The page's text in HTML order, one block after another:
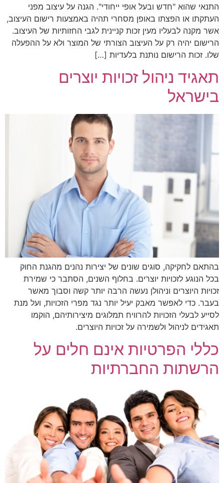
התנאי שהוא "חדש ובעל אופי ייחודי". הגנה על עיצוב מפני
העתקתו או הפצתו באופן מסחרי תהיה באמצעות רישום העיצוב,
אשר מקנה לבעליו מעין זכות קניינית לגבי החזותיות של העיצוב.
הרישום יהיה רק על העיצוב הצורתי של המוצר ולא על ההפעלה
שלו. זכות הרישום נותנת בלעדיות […]
תאגיד ניהול זכויות יוצרים
בישראל
בהתאם לחקיקה, סוגים שונים של יצירות נהנים מהגנת החוק
בכל הנוגע לזכויות יוצרים. בחלוף השנים, הסתבר כי שמירת
זכויות היוצרים וניהולן נעשה הרבה יותר קשה וסבוך מאשר
בעבר. כדי לאפשר מאבק יעיל יותר נגד מפרי הזכויות, ועל מנת
לסייע לבעלי הזכויות להרוויח תמלוגים מיצירותיהם, הוקמו
תאגידים לניהול ולשמירה על זכויות היוצרים.
כללי הפרטיות אינם חלים על
הרשתות החברתיות